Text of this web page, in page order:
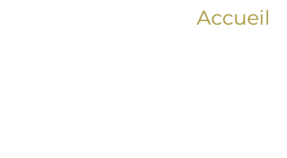
Accueil